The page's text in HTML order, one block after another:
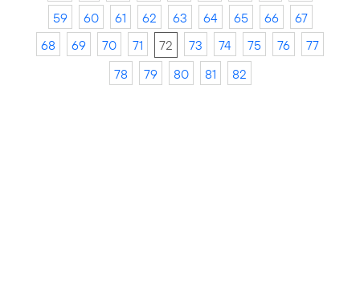
59
60 61 62 63 64 65 66
67
68
69 70 71 72 73 74 75 76
77
78
79 80 81 82